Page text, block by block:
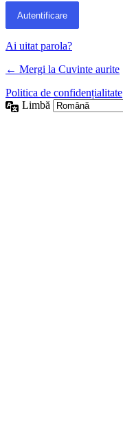
Ai uitat parola?
← Mergi la Cuvinte aurite
Politica de confidențialitate
Limbă